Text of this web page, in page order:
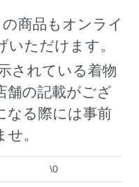
商品もオンライ
いただけます。
されている着物
舗の記載がござ
なる際には事前
。
\0